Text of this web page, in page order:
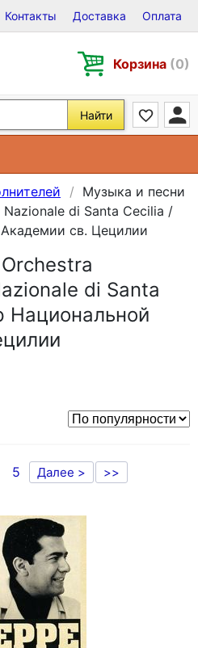
на Виниле, CD и DVD
Контакты Доставка Оплата
Корзина (0)
Найти
Музыка и песни
di Santa Cecilia /
св. Цецилии
di Santa
Национальной
5 Далее > >>